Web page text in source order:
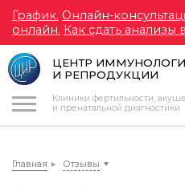
График. Онлайн-
онлайн. Как сдать анализы
ЦЕНТР
И РЕПРОДУКЦИИ
Клиники фертильности,
и пренатальной диагностики
Главная Отзывы